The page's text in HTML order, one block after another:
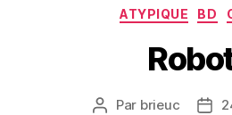
ATYPIQUE BD
Auteur
Par brieuc